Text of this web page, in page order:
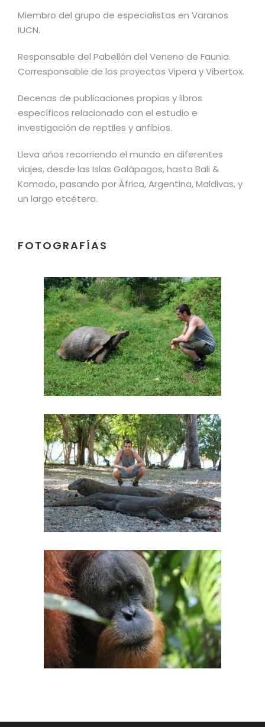
Miembro del grupo de especialistas en Varanos
IUCN.
Responsable del Pabellón del Veneno de Faunia.
Corresponsable de los proyectos Vipera y Vibertox.
Decenas de publicaciones propias y libros
específicos relacionado con el estudio e
investigación de reptiles y anfibios.
Lleva años recorriendo el mundo en diferentes
viajes, desde las Islas Galápagos, hasta Bali &
Komodo, pasando por África, Argentina, Maldivas, y
un largo etcétera.
FOTOGRAFÍAS